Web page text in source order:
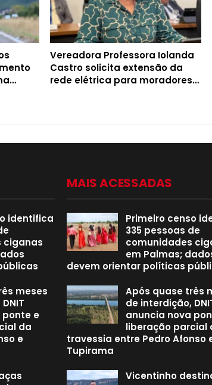
Vereadora Professora Iolanda
Castro solicita extensão da
rede elétrica para moradores…
identifica
ciganas
meses
ponte e
da
e
MAIS ACESSADAS
Primeiro censo
335 pessoas de
comunidades
em Palmas;
devem orientar políticas
Após quase três
de interdição,
anuncia nova
liberação parcial
travessia entre Pedro Afonso
Tupirama
Vicentinho